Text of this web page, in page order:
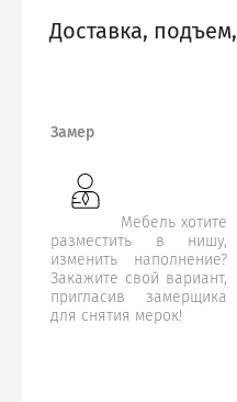
Доставка,
Замер
Мебель хотите
разместить в нишу,
изменить наполнение?
Закажите свой вариант,
пригласив замерщика
для снятия мерок!